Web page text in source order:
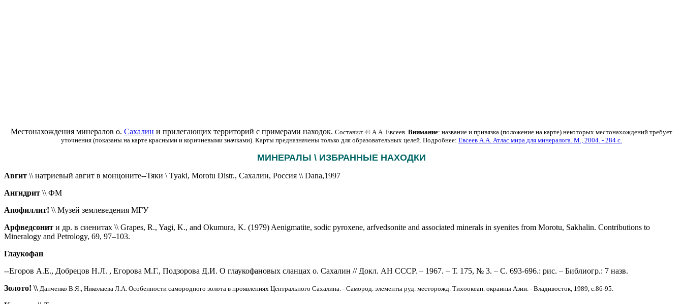
Местонахождения минералов о. Сахалин и прилегающих территорий с примерами находок. Составил: © А.А. Евсеев. Внимание: название и привязка (положение на карте) некоторых местонахождений требует
уточнения (показаны на карте красными и коричневыми значками). Карты предназначены только для образовательных целей. Подробнее: Евсеев А.А. Атлас мира для минералога. М., 2004. - 284 с.
МИНЕРАЛЫ \ ИЗБРАННЫЕ НАХОДКИ
Авгит \\ натриевый авгит в монцоните--Тяки \ Tyaki, Morotu Distr., Сахалин, Россия \\ Dana,1997
Ангидрит \\ ФМ
Апофиллит! \\ Музей землеведения МГУ
Арфведсонит и др. в сиенитах \\ Grapes, R., Yagi, K., and Okumura, K. (1979) Aenigmatite, sodic pyroxene, arfvedsonite and associated minerals in syenites from Morotu, Sakhalin. Contributions to
Mineralogy and Petrology, 69, 97–103.
Глаукофан
--Егоров А.Е., Добрецов Н.Л. , Егорова М.Г., Подзорова Д.И. О глаукофановых сланцах о. Сахалин // Докл. АН СССР. – 1967. – Т. 175, № 3. – С. 693-696.: рис. – Библиогр.: 7 назв.
Золото! \\ Данченко В.Я., Николаева Л.А. Особенности самородного золота в проявлениях Центрального Сахалина. - Самород. элементы руд. месторожд. Тихоокеан. окраины Азии. - Владивосток, 1989, с.86-95.